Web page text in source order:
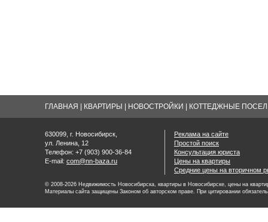
ГЛАВНАЯ КВАРТИРЫ НОВОСТРОЙКИ КОТТЕДЖНЫЕ
630099, г. Новосибирск,
ул. Ленина, 12
Телефон: +7 (903) 900-36-84
E-mail: com@nn-baza.ru
Реклама на сайте
Простой поиск
Консультация юриста
Цены на квартиры
Средние цены на вторичном
© 2008-2026 Недвижимость Новосибирска, квартиры в Новосибирске, цены на
Материалы сайта защищены Законом об авторском праве. При цитировании